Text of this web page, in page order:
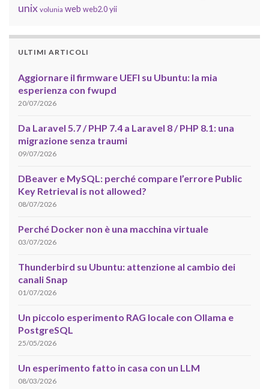
unix volunia web web2.0 yii
ULTIMI ARTICOLI
Aggiornare il firmware UEFI su Ubuntu: la mia
esperienza con fwupd
20/07/2026
Da Laravel 5.7 / PHP 7.4 a Laravel 8 / PHP 8.1: una
migrazione senza traumi
09/07/2026
DBeaver e MySQL: perché compare l’errore Public
Key Retrieval is not allowed?
08/07/2026
Perché Docker non è una macchina virtuale
03/07/2026
Thunderbird su Ubuntu: attenzione al cambio dei
canali Snap
01/07/2026
Un piccolo esperimento RAG locale con Ollama e
PostgreSQL
25/05/2026
Un esperimento fatto in casa con un LLM
08/03/2026